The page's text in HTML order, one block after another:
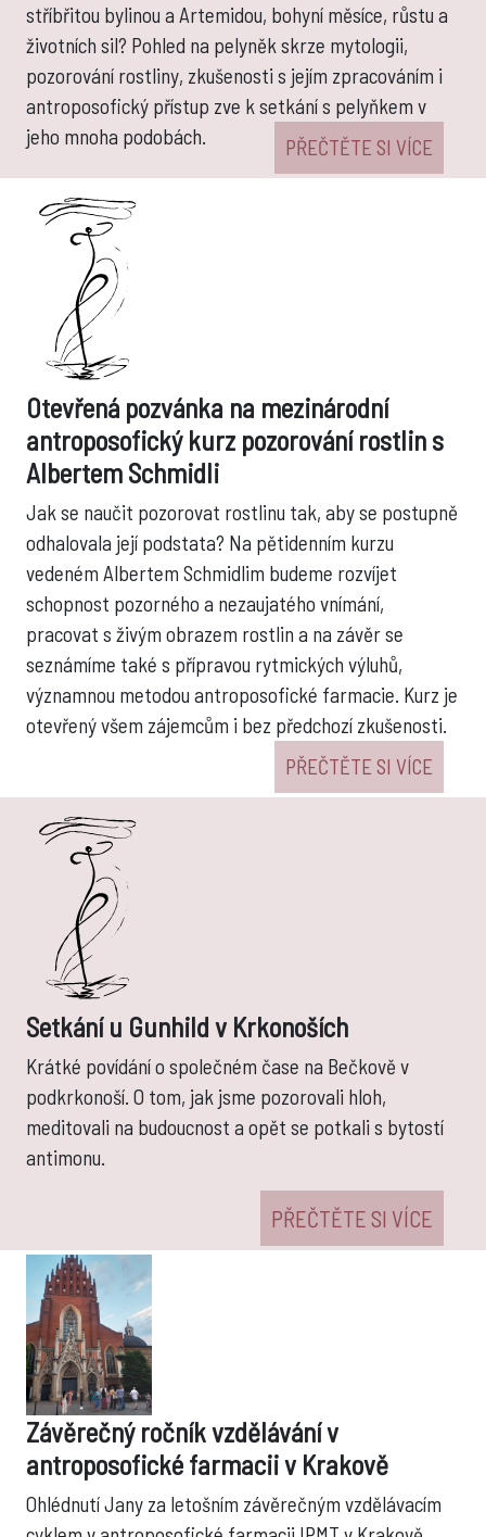
stříbřitou bylinou a Artemidou, bohyní měsíce, růstu a
životních sil? Pohled na pelyněk skrze mytologii,
pozorování rostliny, zkušenosti s jejím zpracováním i
antroposofický přístup zve k setkání s pelyňkem v
jeho mnoha podobách.
PŘEČTĚTE SI VÍCE
Otevřená pozvánka na mezinárodní
antroposofický kurz pozorování rostlin s
Albertem Schmidli
Jak se naučit pozorovat rostlinu tak, aby se postupně
odhalovala její podstata? Na pětidenním kurzu
vedeném Albertem Schmidlim budeme rozvíjet
schopnost pozorného a nezaujatého vnímání,
pracovat s živým obrazem rostlin a na závěr se
seznámíme také s přípravou rytmických výluhů,
významnou metodou antroposofické farmacie. Kurz je
otevřený všem zájemcům i bez předchozí zkušenosti.
PŘEČTĚTE SI VÍCE
Setkání u Gunhild v Krkonoších
Krátké povídání o společném čase na Bečkově v
podkrkonoší. O tom, jak jsme pozorovali hloh,
meditovali na budoucnost a opět se potkali s bytostí
antimonu.
PŘEČTĚTE SI VÍCE
Závěrečný ročník vzdělávání v
antroposofické farmacii v Krakově
Ohlédnutí Jany za letošním závěrečným vzdělávacím